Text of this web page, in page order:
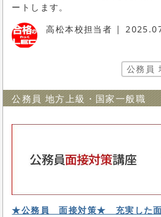
ートします。
高松本校担当者
公務員
公務員 地方上級・国家一般職
★公務員 面接対策★ 充実した面